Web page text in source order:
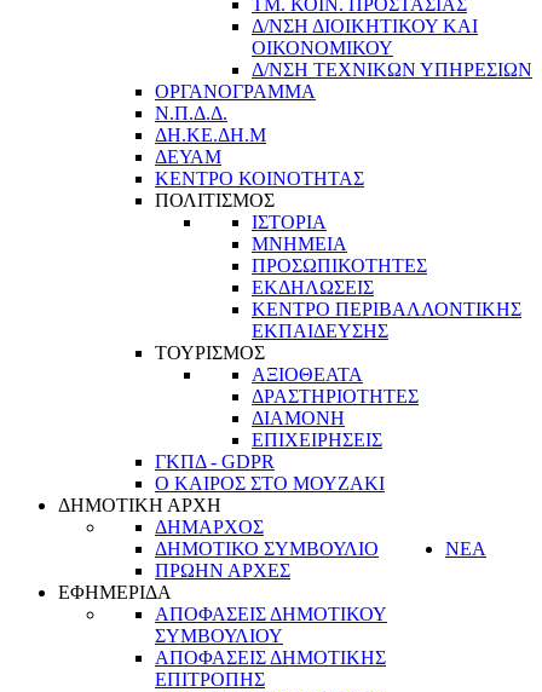
ΤΜ. ΚΟΙΝ. ΠΡΟΣΤΑΣΙΑΣ
Δ/ΝΣΗ ΔΙΟΙΚΗΤΙΚΟΥ ΚΑΙ
ΟΙΚΟΝΟΜΙΚΟΥ
Δ/ΝΣΗ ΤΕΧΝΙΚΩΝ ΥΠΗΡΕΣΙΩΝ
ΟΡΓΑΝΟΓΡΑΜΜΑ
Ν.Π.Δ.Δ.
ΔΗ.ΚΕ.ΔΗ.Μ
ΔΕΥΑΜ
ΚΕΝΤΡΟ ΚΟΙΝΟΤΗΤΑΣ
ΠΟΛΙΤΙΣΜΟΣ
ΙΣΤΟΡΙΑ
ΜΝΗΜΕΙΑ
ΠΡΟΣΩΠΙΚΟΤΗΤΕΣ
ΕΚΔΗΛΩΣΕΙΣ
ΚΕΝΤΡΟ ΠΕΡΙΒΑΛΛΟΝΤΙΚΗΣ
ΕΚΠΑΙΔΕΥΣΗΣ
ΤΟΥΡΙΣΜΟΣ
ΑΞΙΟΘΕΑΤΑ
ΔΡΑΣΤΗΡΙΟΤΗΤΕΣ
ΔΙΑΜΟΝΗ
ΕΠΙΧΕΙΡΗΣΕΙΣ
ΓΚΠΔ - GDPR
Ο ΚΑΙΡΟΣ ΣΤΟ ΜΟΥΖΑΚΙ
ΔΗΜΟΤΙΚΗ ΑΡΧΗ
ΔΗΜΑΡΧΟΣ
ΔΗΜΟΤΙΚΟ ΣΥΜΒΟΥΛΙΟ
ΠΡΩΗΝ ΑΡΧΕΣ
ΝΕΑ
ΕΦΗΜΕΡΙΔΑ
ΑΠΟΦΑΣΕΙΣ ΔΗΜΟΤΙΚΟΥ
ΣΥΜΒΟΥΛΙΟΥ
ΑΠΟΦΑΣΕΙΣ ΔΗΜΟΤΙΚΗΣ
ΕΠΙΤΡΟΠΗΣ